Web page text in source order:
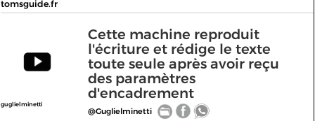
tomsguide.fr
guglielminetti
Cette machine reproduit
l'écriture et rédige le texte
toute seule après avoir reçu
des paramètres
d'encadrement
@Guglielminetti